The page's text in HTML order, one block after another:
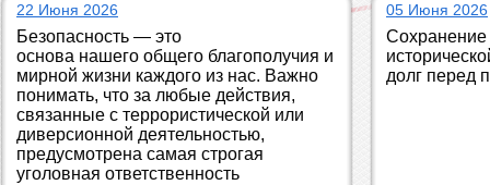
22 Июня 2026
Безопасность — это
основа нашего общего благополучия и
мирной жизни каждого из нас. Важно
понимать, что за любые действия,
связанные с террористической или
диверсионной деятельностью,
предусмотрена самая строгая
уголовная ответственность
05 Июня 2026
Сохранение
долг перед